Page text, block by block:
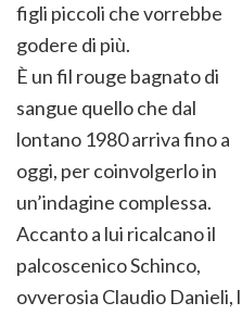
figli piccoli che vorrebbe
godere di più.
È un fil rouge bagnato di
sangue quello che dal
lontano 1980 arriva fino a
oggi, per coinvolgerlo in
un’indagine complessa.
Accanto a lui ricalcano il
palcoscenico Schinco,
ovverosia Claudio Danieli,